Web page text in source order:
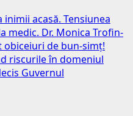
acasă. Tensiunea
medic. Dr. Monica Trofin-
obiceiuri de bun-simț!
riscurile în domeniul
Guvernul